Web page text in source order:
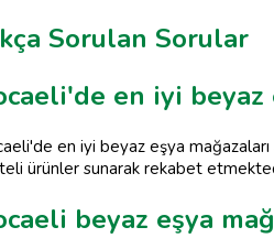
Sorulan Sorular
en iyi
en iyi beyaz eşya
ürünler sunarak rekabet
beyaz eşya